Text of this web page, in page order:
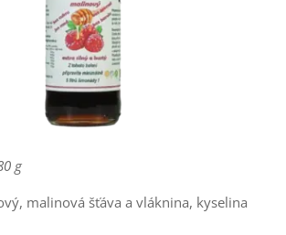
g
malinová šťáva a vláknina, kyselina